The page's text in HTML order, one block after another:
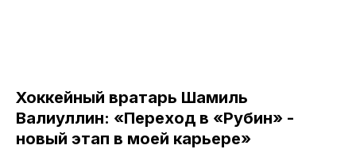
Хоккейный вратарь Шамиль
Валиуллин: «Переход в «Рубин» -
новый этап в моей карьере»